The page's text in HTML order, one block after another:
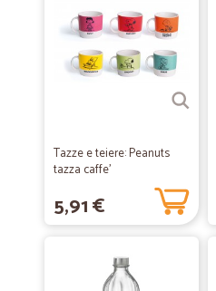
Tazze e teiere: Peanuts
tazza caffe'
5,91 €